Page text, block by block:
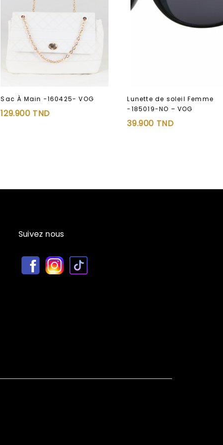
Sac À Main -160425- VOG
129.900 TND
Lunette de soleil Femme
-185019-NO – VOG
39.900 TND
Suivez nous